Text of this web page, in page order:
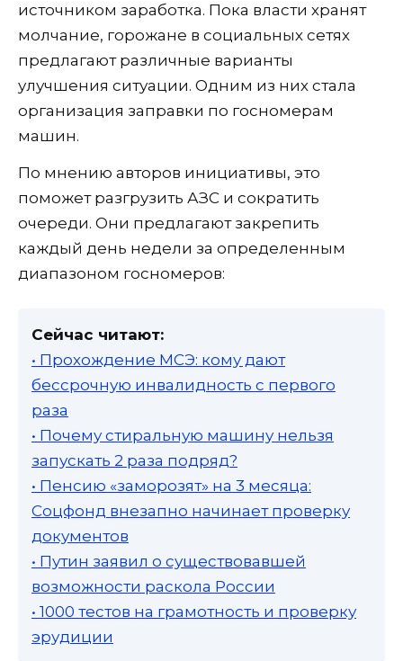
источником заработка. Пока власти хранят
молчание, горожане в социальных сетях
предлагают различные варианты
улучшения ситуации. Одним из них стала
организация заправки по госномерам
машин.
По мнению авторов инициативы, это
поможет разгрузить АЗС и сократить
очереди. Они предлагают закрепить
каждый день недели за определенным
диапазоном госномеров:
Сейчас читают:
• Прохождение МСЭ: кому дают
бессрочную инвалидность с первого
раза
• Почему стиральную машину нельзя
запускать 2 раза подряд?
• Пенсию «заморозят» на 3 месяца:
Соцфонд внезапно начинает проверку
документов
• Путин заявил о существовавшей
возможности раскола России
• 1000 тестов на грамотность и проверку
эрудиции